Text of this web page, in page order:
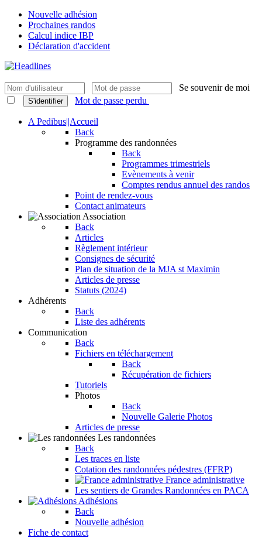
Nouvelle adhésion
Prochaines randos
Calcul indice IBP
Déclaration d'accident
Se souvenir de moi
S'identifier Mot de passe perdu
A Pedibus||Accueil
Back
Programme des randonnées
Back
Programmes trimestriels
Evènements à venir
Comptes rendus annuel des randos
Point de rendez-vous
Contact animateurs
Association
Back
Articles
Règlement intérieur
Consignes de sécurité
Plan de situation de la MJA st Maximin
Articles de presse
Statuts (2024)
Adhérents
Back
Liste des adhérents
Communication
Back
Fichiers en téléchargement
Back
Récupération de fichiers
Tutoriels
Photos
Back
Nouvelle Galerie Photos
Articles de presse
Les randonnées
Back
Les traces en liste
Cotation des randonnées pédestres (FFRP)
France administrative
Les sentiers de Grandes Randonnées en PACA
Adhésions
Back
Nouvelle adhésion
Fiche de contact